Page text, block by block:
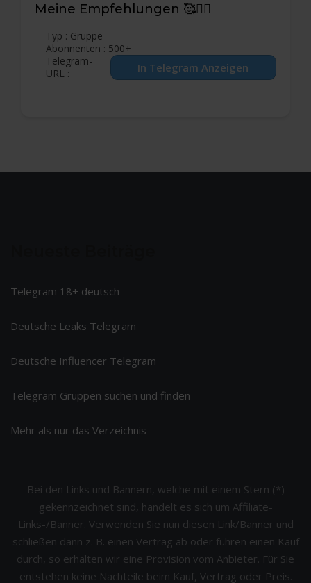
Meine Empfehlungen 🥰🙋‍♂️
Typ : Gruppe
Abonnenten : 500+
Telegram-
URL :
Telegram 18+ deutsch
Deutsche Leaks Telegram
Deutsche Influencer Telegram
Telegram Gruppen suchen und finden
Mehr als nur das Verzeichnis
Bei den Links und Bannern, welche mit einem Stern (*)
gekennzeichnet sind, handelt es sich um Affiliate-
Links-/Banner. Verwenden Sie nun diesen Link/Banner und
schließen dann z. B. einen Vertrag ab oder führen einen Kauf
durch, so erhalten wir eine Provision vom Anbieter. Für Sie
entstehen keine Nachteile beim Kauf, Vertrag oder Preis.